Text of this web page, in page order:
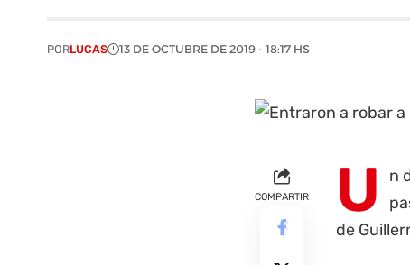
PORLUCAS 13 DE OCTUBRE DE 2019 - 18:17 HS
COMPARTIR U
n
de